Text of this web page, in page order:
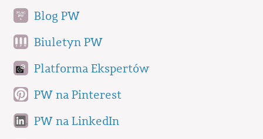
Blog PW
Biuletyn PW
Platforma Ekspertów
PW na Pinterest
PW na LinkedIn